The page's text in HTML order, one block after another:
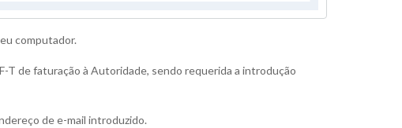
computador.
T de faturação à Autoridade, sendo requerida a introdução
de e-mail introduzido.